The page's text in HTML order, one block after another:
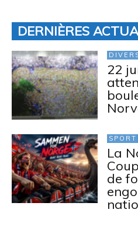
DERNIÈRES
22
SPORT
La
de